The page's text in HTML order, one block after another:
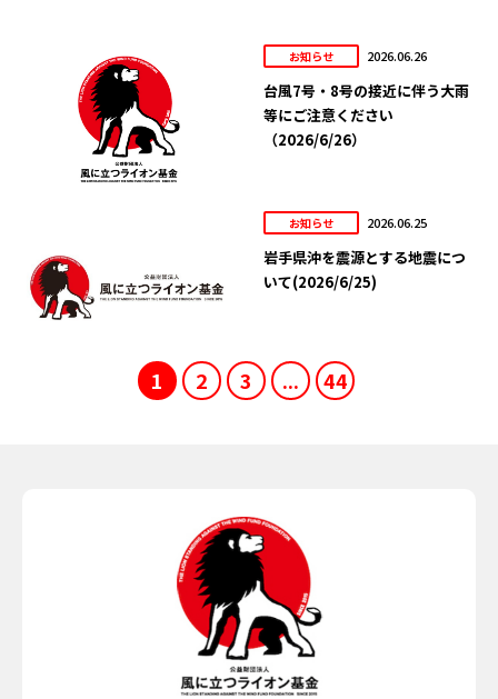
お知らせ 2026.06.26
台風7号・8号の接近に伴う大雨
等にご注意ください
（2026/6/26）
お知らせ 2026.06.25
岩手県沖を震源とする地震につ
いて(2026/6/25)
1 2 3 ... 44